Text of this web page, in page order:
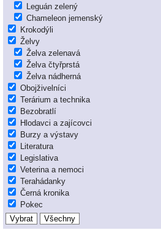
Leguán zelený
Chameleon jemenský
Krokodýli
Želvy
Želva zelenavá
Želva čtyřprstá
Želva nádherná
Obojživelníci
Terárium a technika
Bezobratlí
Hlodavci a zajícovci
Burzy a výstavy
Literatura
Legislativa
Veterina a nemoci
Terahádanky
Černá kronika
Pokec